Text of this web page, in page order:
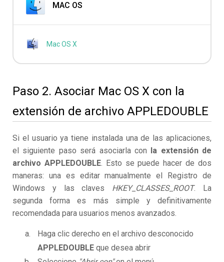
MAC OS
Mac OS X
Paso 2. Asociar Mac OS X con la
extensión de archivo APPLEDOUBLE
Si el usuario ya tiene instalada una de las aplicaciones,
el siguiente paso será asociarla con la extensión de
archivo APPLEDOUBLE. Esto se puede hacer de dos
maneras: una es editar manualmente el Registro de
Windows y las claves HKEY_CLASSES_ROOT. La
segunda forma es más simple y definitivamente
recomendada para usuarios menos avanzados.
Haga clic derecho en el archivo desconocido
APPLEDOUBLE que desea abrir